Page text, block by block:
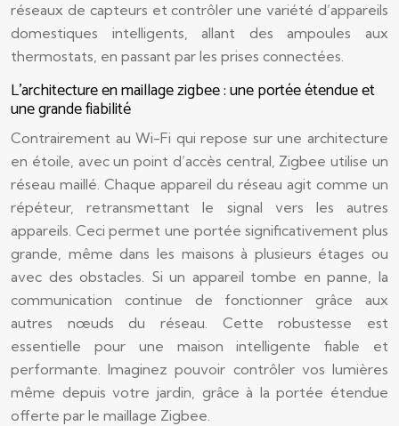
réseaux de capteurs et contrôler une variété d’appareils
domestiques intelligents, allant des ampoules aux
thermostats, en passant par les prises connectées.
L’architecture en maillage zigbee : une portée étendue et
une grande fiabilité
Contrairement au Wi-Fi qui repose sur une architecture
en étoile, avec un point d’accès central, Zigbee utilise un
réseau maillé. Chaque appareil du réseau agit comme un
répéteur, retransmettant le signal vers les autres
appareils. Ceci permet une portée significativement plus
grande, même dans les maisons à plusieurs étages ou
avec des obstacles. Si un appareil tombe en panne, la
communication continue de fonctionner grâce aux
autres nœuds du réseau. Cette robustesse est
essentielle pour une maison intelligente fiable et
performante. Imaginez pouvoir contrôler vos lumières
même depuis votre jardin, grâce à la portée étendue
offerte par le maillage Zigbee.